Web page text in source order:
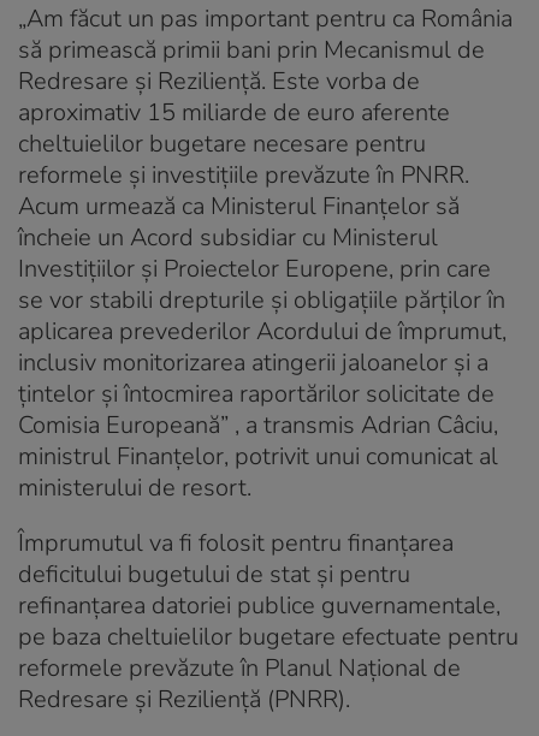
„Am făcut un pas important pentru ca România
să primească primii bani prin Mecanismul de
Redresare și Reziliență. Este vorba de
aproximativ 15 miliarde de euro aferente
cheltuielilor bugetare necesare pentru
reformele și investițiile prevăzute în PNRR.
Acum urmează ca Ministerul Finanțelor să
încheie un Acord subsidiar cu Ministerul
Investițiilor și Proiectelor Europene, prin care
se vor stabili drepturile şi obligaţiile părţilor în
aplicarea prevederilor Acordului de împrumut,
inclusiv monitorizarea atingerii jaloanelor și a
țintelor și întocmirea raportărilor solicitate de
Comisia Europeană” , a transmis Adrian Câciu,
ministrul Finanțelor, potrivit unui comunicat al
ministerului de resort.
Împrumutul va fi folosit pentru finanțarea
deficitului bugetului de stat și pentru
refinanțarea datoriei publice guvernamentale,
pe baza cheltuielilor bugetare efectuate pentru
reformele prevăzute în Planul Național de
Redresare și Reziliență (PNRR).